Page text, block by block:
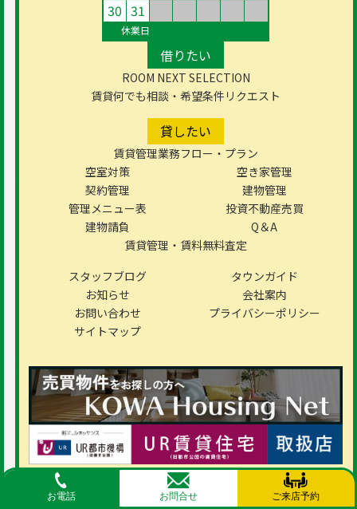
お電話 お問合せ ご来店予約
借りたい
ROOM NEXT SELECTION
賃貸何でも相談・希望条件リクエスト
貸したい
賃貸管理業務フロー・プラン
空室対策
空き家管理
契約管理
建物管理
管理メニュー表
投資不動産売買
建物請負
Q＆A
賃貸管理・賃料無料査定
スタッフブログ
タウンガイド
お知らせ
会社案内
お問い合わせ
プライバシーポリシー
サイトマップ
30 31
休業日
Copyright © 2026KOWA SHOJI co.,Ltd